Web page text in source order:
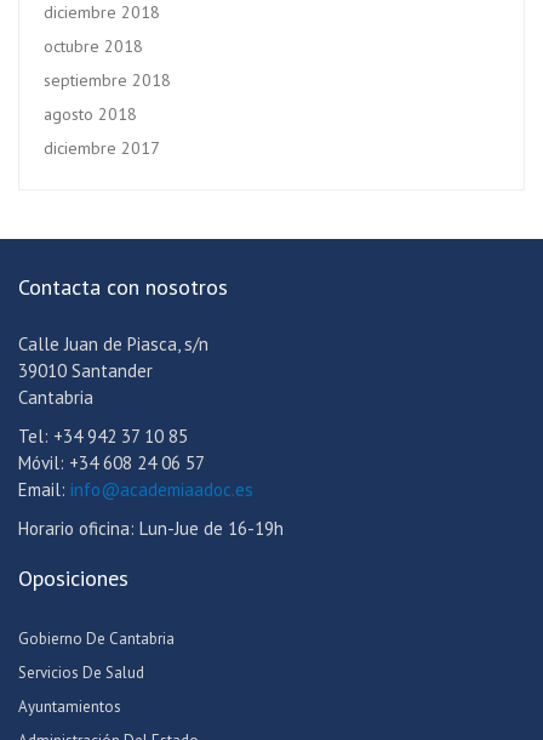
diciembre 2018
octubre 2018
septiembre 2018
agosto 2018
diciembre 2017
Contacta con nosotros
Calle Juan de Piasca, s/n
39010 Santander
Cantabria
Tel: +34 942 37 10 85
Móvil: +34 608 24 06 57
Email: info@academiaadoc.es
Horario oficina: Lun-Jue de 16-19h
Oposiciones
Gobierno De Cantabria
Servicios De Salud
Ayuntamientos